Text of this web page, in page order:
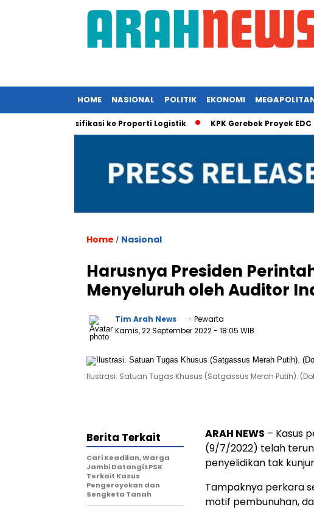
HOME NASIONAL POLITIK EKONOMI
Diversifikasi ke Properti Logistik KPK Gerebek Proyek EDC BRI,
Home / Nasional
Harusnya Presiden
Menyeluruh oleh Auditor
Tim Arah News
- Pewarta
Kamis, 22 September 2022- 18:05 WIB
Ilustrasi. Satuan Tugas Khusus (Satgassus Merah Putih).
ARAH NEWS – Kasus
(9/7/2022) telah
penyelidikan tak
Tampaknya perkara
motif pembunuhan,
Berita Terkait
Cari Keadilan, Warga
Jambi Datangi LPSK
Terkait Kasus
Pengeroyokan dan
Sengketa Tanah